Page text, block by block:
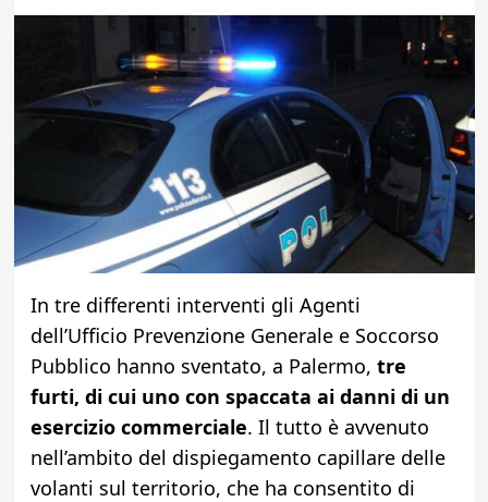
In tre differenti interventi gli Agenti
dell’Ufficio Prevenzione Generale e Soccorso
Pubblico hanno sventato, a Palermo, tre
furti, di cui uno con spaccata ai danni di un
esercizio commerciale. Il tutto è avvenuto
nell’ambito del dispiegamento capillare delle
volanti sul territorio, che ha consentito di